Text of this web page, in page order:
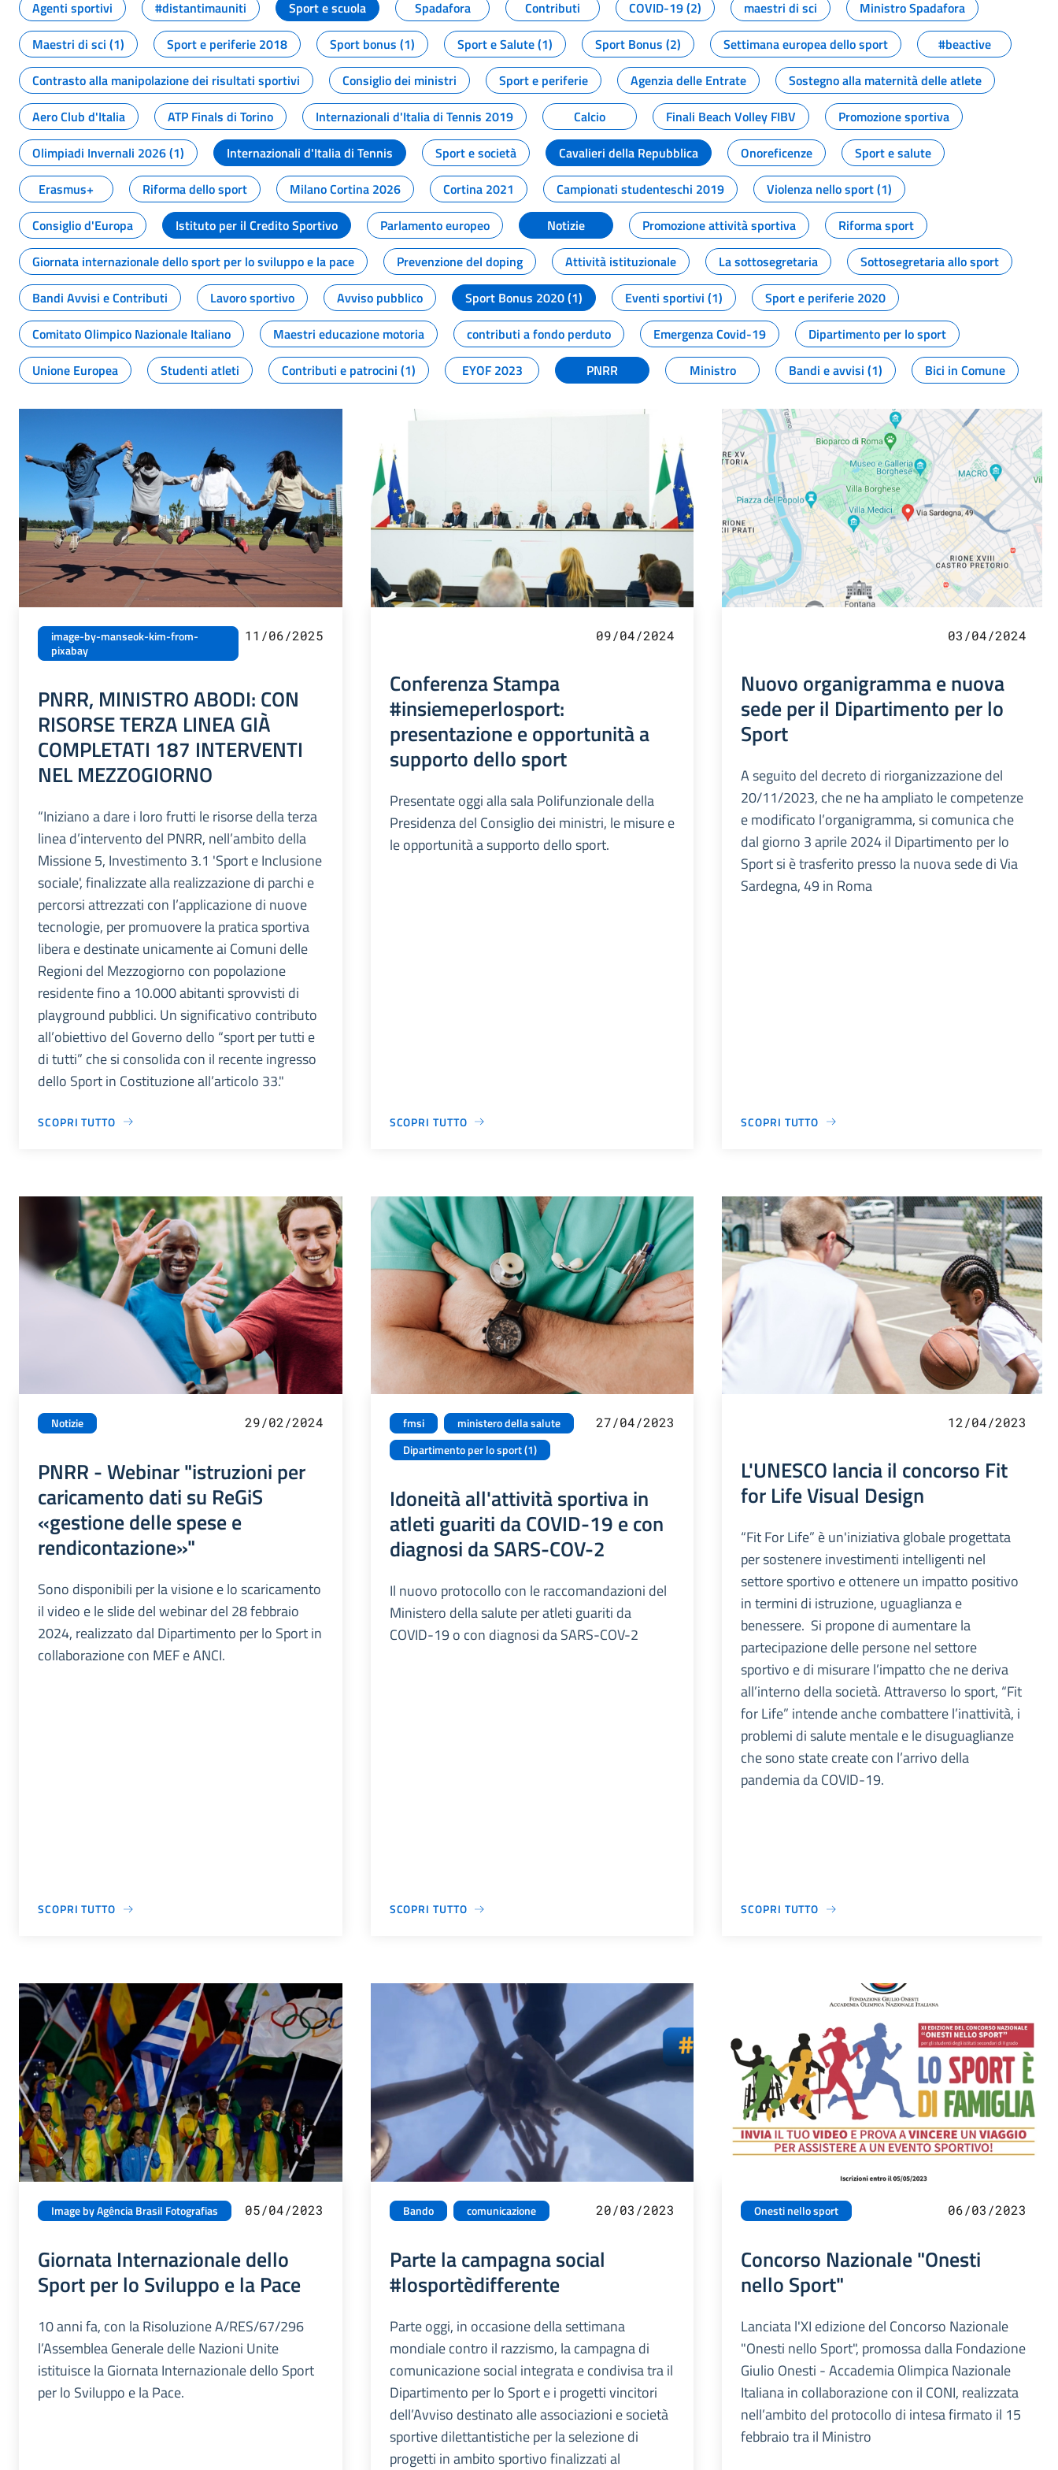
Agenti sportivi
#distantimauniti Sport e scuola Spadafora Contributi COVID-19 (2) maestri di sci
Ministro Spadafora
Maestri di sci (1)
Sport e periferie 2018 Sport bonus (1) Sport e Salute (1) Sport Bonus (2) Settimana europea dello sport
#beactive
Contrasto alla manipolazione dei risultati sportivi
Consiglio dei ministri Sport e periferie Agenzia delle Entrate
Sostegno alla maternità delle atlete
Aero Club d'Italia
ATP Finals di Torino Internazionali d'Italia di Tennis 2019 Calcio Finali Beach Volley FIBV
Promozione sportiva
Olimpiadi Invernali 2026 (1)
Internazionali d'Italia di Tennis Sport e società Cavalieri della Repubblica Onoreficenze
Sport e salute
Erasmus+
Riforma dello sport Milano Cortina 2026 Cortina 2021 Campionati studenteschi 2019
Violenza nello sport (1)
Consiglio d'Europa
Istituto per il Credito Sportivo Parlamento europeo Notizie Promozione attività sportiva
Riforma sport
Giornata internazionale dello sport per lo sviluppo e la pace
Prevenzione del doping Attività istituzionale La sottosegretaria
Sottosegretaria allo sport
Bandi Avvisi e Contributi
Lavoro sportivo Avviso pubblico Sport Bonus 2020 (1) Eventi sportivi (1)
Sport e periferie 2020
Comitato Olimpico Nazionale Italiano
Maestri educazione motoria contributi a fondo perduto Emergenza Covid-19
Dipartimento per lo sport
Unione Europea
Studenti atleti Contributi e patrocini (1) EYOF 2023 PNRR Ministro Bandi e avvisi (1) Bici in Comune
image-by-manseok-kim-from-
pixabay
11/06/2025
PNRR, MINISTRO ABODI: CON
RISORSE TERZA LINEA GIÀ
COMPLETATI 187 INTERVENTI
NEL MEZZOGIORNO
“Iniziano a dare i loro frutti le risorse della terza
linea d’intervento del PNRR, nell’ambito della
Missione 5, Investimento 3.1 'Sport e Inclusione
sociale', finalizzate alla realizzazione di parchi e
percorsi attrezzati con l’applicazione di nuove
tecnologie, per promuovere la pratica sportiva
libera e destinate unicamente ai Comuni delle
Regioni del Mezzogiorno con popolazione
residente fino a 10.000 abitanti sprovvisti di
playground pubblici. Un significativo contributo
all’obiettivo del Governo dello “sport per tutti e
di tutti” che si consolida con il recente ingresso
dello Sport in Costituzione all’articolo 33."
SCOPRI TUTTO
09/04/2024
Conferenza Stampa
#insiemeperlosport:
presentazione e opportunità a
supporto dello sport
Presentate oggi alla sala Polifunzionale della
Presidenza del Consiglio dei ministri, le misure e
le opportunità a supporto dello sport.
SCOPRI TUTTO
03/04/2024
Nuovo organigramma e nuova
sede per il Dipartimento per lo
Sport
A seguito del decreto di riorganizzazione del
20/11/2023, che ne ha ampliato le competenze
e modificato l’organigramma, si comunica che
dal giorno 3 aprile 2024 il Dipartimento per lo
Sport si è trasferito presso la nuova sede di Via
Sardegna, 49 in Roma
SCOPRI TUTTO
Notizie 29/02/2024
PNRR - Webinar "istruzioni per
caricamento dati su ReGiS
«gestione delle spese e
rendicontazione»"
Sono disponibili per la visione e lo scaricamento
il video e le slide del webinar del 28 febbraio
2024, realizzato dal Dipartimento per lo Sport in
collaborazione con MEF e ANCI.
SCOPRI TUTTO
fmsi
ministero della salute
Dipartimento per lo sport (1)
27/04/2023
Idoneità all'attività sportiva in
atleti guariti da COVID-19 e con
diagnosi da SARS-COV-2
Il nuovo protocollo con le raccomandazioni del
Ministero della salute per atleti guariti da
COVID-19 o con diagnosi da SARS-COV-2
SCOPRI TUTTO
12/04/2023
L'UNESCO lancia il concorso Fit
for Life Visual Design
“Fit For Life” è un'iniziativa globale progettata
per sostenere investimenti intelligenti nel
settore sportivo e ottenere un impatto positivo
in termini di istruzione, uguaglianza e
benessere. Si propone di aumentare la
partecipazione delle persone nel settore
sportivo e di misurare l’impatto che ne deriva
all’interno della società. Attraverso lo sport, “Fit
for Life” intende anche combattere l’inattività, i
problemi di salute mentale e le disuguaglianze
che sono state create con l’arrivo della
pandemia da COVID-19.
SCOPRI TUTTO
Image by Agência Brasil Fotografias 05/04/2023
Giornata Internazionale dello
Sport per lo Sviluppo e la Pace
10 anni fa, con la Risoluzione A/RES/67/296
l’Assemblea Generale delle Nazioni Unite
istituisce la Giornata Internazionale dello Sport
per lo Sviluppo e la Pace.
Bando comunicazione 20/03/2023
Parte la campagna social
#losportèdifferente
Parte oggi, in occasione della settimana
mondiale contro il razzismo, la campagna di
comunicazione social integrata e condivisa tra il
Dipartimento per lo Sport e i progetti vincitori
dell’Avviso destinato alle associazioni e società
sportive dilettantistiche per la selezione di
progetti in ambito sportivo finalizzati al
Onesti nello sport 06/03/2023
Concorso Nazionale "Onesti
nello Sport"
Lanciata l'XI edizione del Concorso Nazionale
"Onesti nello Sport", promossa dalla Fondazione
Giulio Onesti - Accademia Olimpica Nazionale
Italiana in collaborazione con il CONI, realizzata
nell’ambito del protocollo di intesa firmato il 15
febbraio tra il Ministro